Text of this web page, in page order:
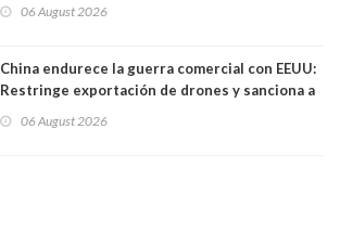
06 August 2026
China endurece la guerra comercial con EEUU:
Restringe exportación de drones y sanciona a
06 August 2026